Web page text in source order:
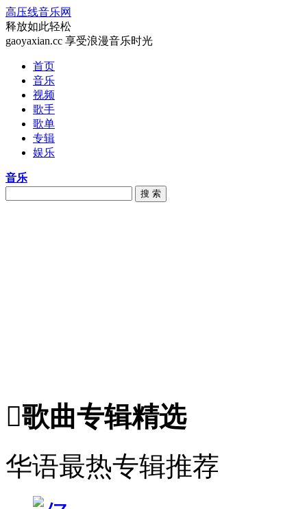
高压线音乐网
释放如此轻松
gaoyaxian.cc 享受浪漫音乐时光
首页
音乐
视频
歌手
歌单
专辑
娱乐
音乐
搜 索
歌曲专辑精选
华语最热专辑推荐